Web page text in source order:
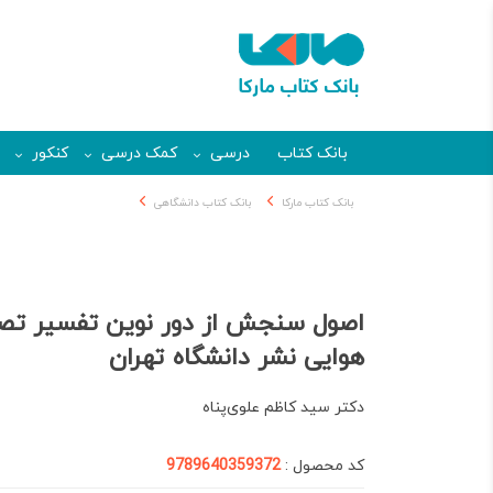
بانک کتاب درسی کمک درسی کنکور
بانک کتاب مارکا بانک کتاب دانشگاهی
اصول سنجش از دور نوین تفسیر
هوایی نشر دانشگاه تهران
دکتر سید کاظم علوی‌پناه
کد محصول :9789640359372